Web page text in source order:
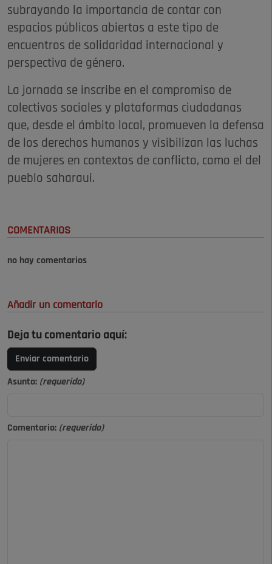
subrayando la importancia de contar con
espacios públicos abiertos a este tipo de
encuentros de solidaridad internacional y
perspectiva de género.
La jornada se inscribe en el compromiso de
colectivos sociales y plataformas ciudadanas
que, desde el ámbito local, promueven la defensa
de los derechos humanos y visibilizan las luchas
de mujeres en contextos de conflicto, como el del
pueblo saharaui.
COMENTARIOS
no hay comentarios
Añadir un comentario
Deja tu comentario aquí:
Enviar comentario
Asunto: (requerido)
Comentario: (requerido)